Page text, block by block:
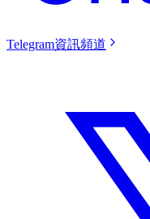
Telegram資訊頻道